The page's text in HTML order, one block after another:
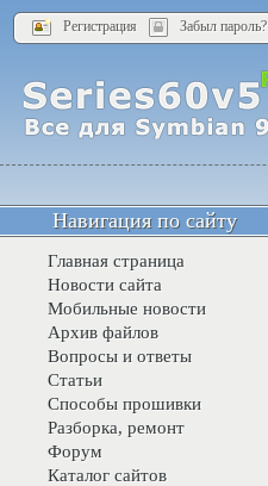
Регистрация Забыл пароль?
Навигация по сайту
Главная страница
Новости сайта
Мобильные новости
Архив файлов
Вопросы и ответы
Статьи
Способы прошивки
Разборка, ремонт
Форум
Каталог сайтов